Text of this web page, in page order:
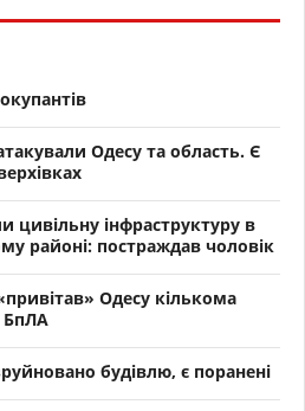
Одесу та область. Є
цивільну інфраструктуру в
районі: постраждав чоловік
Одесу кількома
БпЛА
будівлю, є поранені